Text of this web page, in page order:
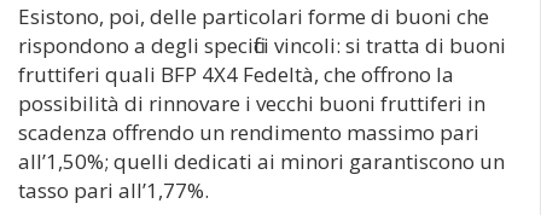
Esistono, poi, delle particolari forme di buoni che
rispondono a degli specifici vincoli: si tratta di buoni
fruttiferi quali BFP 4X4 Fedeltà, che offrono la
possibilità di rinnovare i vecchi buoni fruttiferi in
scadenza offrendo un rendimento massimo pari
all’1,50%; quelli dedicati ai minori garantiscono un
tasso pari all’1,77%.